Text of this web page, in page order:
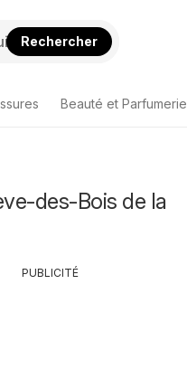
Rechercher
Beauté et Parfumerie
des-Bois de la
PUBLICITÉ